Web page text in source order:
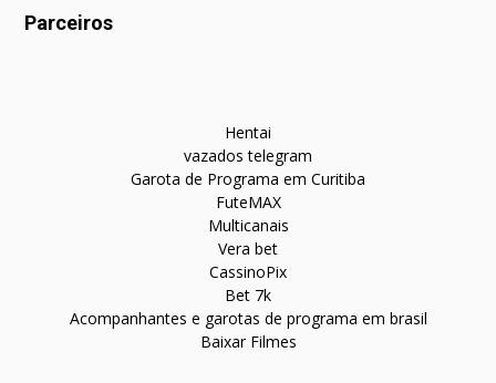
Parceiros
Hentai
vazados telegram
Garota de Programa em Curitiba
FuteMAX
Multicanais
Vera bet
CassinoPix
Bet 7k
Acompanhantes e garotas de programa em brasil
Baixar Filmes